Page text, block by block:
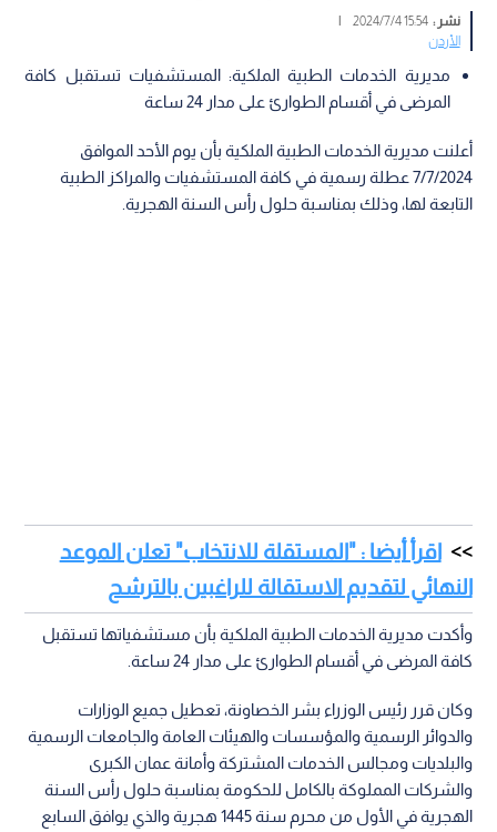
نشر :15:54 2024/7/4
|
الأردن
مديرية الخدمات الطبية الملكية: المستشفيات تستقبل كافة
المرضى في أقسام الطوارئ على مدار 24 ساعة
أعلنت مديرية الخدمات الطبية الملكية بأن يوم الأحد الموافق
7/7/2024 عطلة رسمية في كافة المستشفيات والمراكز الطبية
التابعة لها، وذلك بمناسبة حلول رأس السنة الهجرية.
اقرأ أيضا : "المستقلة للانتخاب" تعلن الموعد
النهائي لتقديم الاستقالة للراغبين بالترشح
وأكدت مديرية الخدمات الطبية الملكية بأن مستشفياتها تستقبل
كافة المرضى في أقسام الطوارئ على مدار 24 ساعة.
وكان قرر رئيس الوزراء بشر الخصاونة، تعطيل جميع الوزارات
والدوائر الرسمية والمؤسسات والهيئات العامة والجامعات الرسمية
والبلديات ومجالس الخدمات المشتركة وأمانة عمان الكبرى
والشركات المملوكة بالكامل للحكومة بمناسبة حلول رأس السنة
الهجرية في الأول من محرم سنة 1445 هجرية والذي يوافق السابع